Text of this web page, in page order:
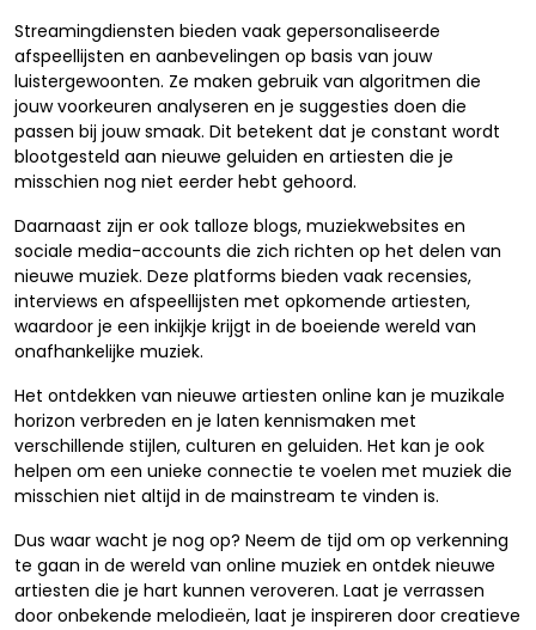
Streamingdiensten bieden vaak gepersonaliseerde
afspeellijsten en aanbevelingen op basis van jouw
luistergewoonten. Ze maken gebruik van algoritmen die
jouw voorkeuren analyseren en je suggesties doen die
passen bij jouw smaak. Dit betekent dat je constant wordt
blootgesteld aan nieuwe geluiden en artiesten die je
misschien nog niet eerder hebt gehoord.
Daarnaast zijn er ook talloze blogs, muziekwebsites en
sociale media-accounts die zich richten op het delen van
nieuwe muziek. Deze platforms bieden vaak recensies,
interviews en afspeellijsten met opkomende artiesten,
waardoor je een inkijkje krijgt in de boeiende wereld van
onafhankelijke muziek.
Het ontdekken van nieuwe artiesten online kan je muzikale
horizon verbreden en je laten kennismaken met
verschillende stijlen, culturen en geluiden. Het kan je ook
helpen om een unieke connectie te voelen met muziek die
misschien niet altijd in de mainstream te vinden is.
Dus waar wacht je nog op? Neem de tijd om op verkenning
te gaan in de wereld van online muziek en ontdek nieuwe
artiesten die je hart kunnen veroveren. Laat je verrassen
door onbekende melodieën, laat je inspireren door creatieve